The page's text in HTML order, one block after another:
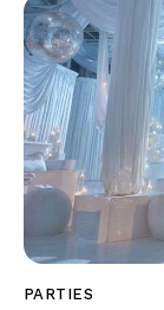
PARTIES